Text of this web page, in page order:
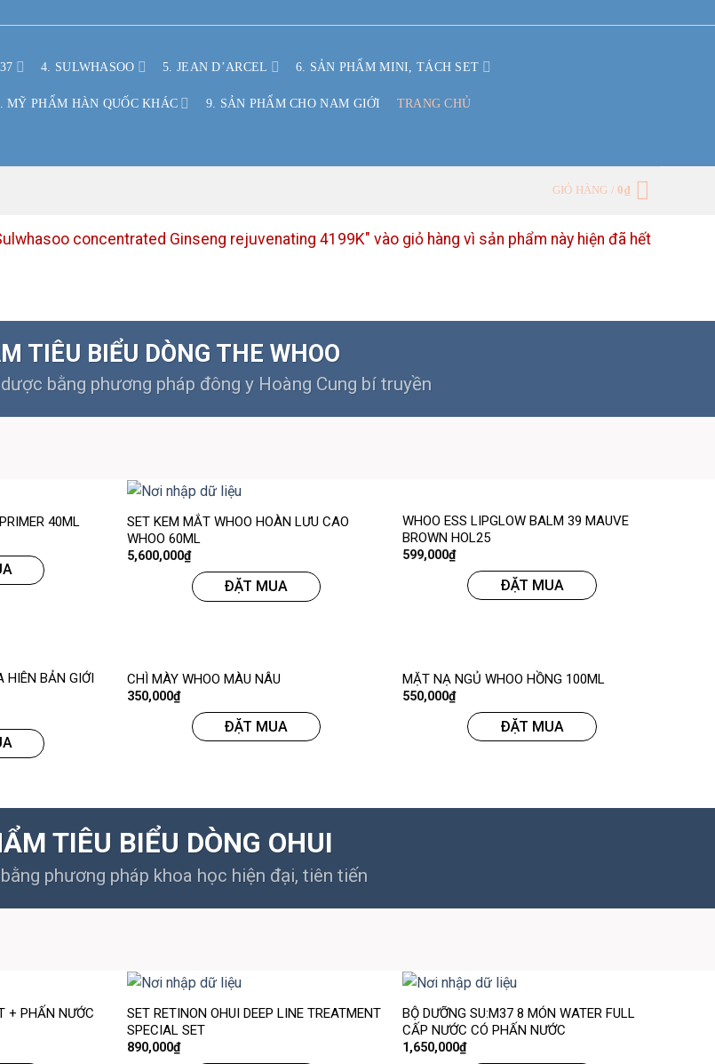
4. SULWHASOO 5. JEAN D’ARCEL 6. SẢN PHẨM MINI, TÁCH SET
MỸ PHẨM HÀN QUỐC KHÁC 9. SẢN PHẨM CHO NAM GIỚI TRANG CHỦ
GIỎ HÀNG /0₫
concentrated Ginseng rejuvenating 4199K" vào giỏ hàng vì sản phẩm này hiện đã hết
TIÊU BIỂU DÒNG THE WHOO
bằng phương pháp đông y Hoàng Cung bí truyền
40ML
SET KEM MẮT WHOO HOÀN LƯU CAO
WHOO 60ML
5,600,000₫
ĐẶT MUA
WHOO ESS LIPGLOW BALM 39 MAUVE
BROWN HOL25
599,000₫
ĐẶT MUA
HIÊN BẢN GIỚI
CHÌ MÀY WHOO MÀU NÂU
350,000₫
ĐẶT MUA
MẶT NẠ NGỦ WHOO HỒNG 100ML
550,000₫
ĐẶT MUA
TIÊU BIỂU DÒNG OHUI
phương pháp khoa học hiện đại, tiên tiến
+ PHẤN NƯỚC
SET RETINON OHUI DEEP LINE TREATMENT
SPECIAL SET
890,000₫
BỘ DƯỠNG SU:M37 8 MÓN WATER FULL
CẤP NƯỚC CÓ PHẤN NƯỚC
1,650,000₫